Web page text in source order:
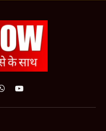
WhatsApp
YouTube